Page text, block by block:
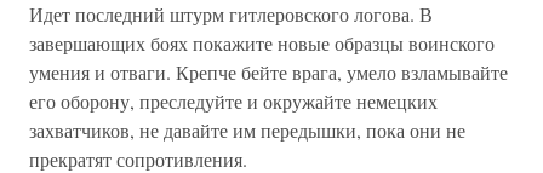
Идет последний штурм гитлеровского логова. В
завершающих боях покажите новые образцы воинского
умения и отваги. Крепче бейте врага, умело взламывайте
его оборону, преследуйте и окружайте немецких
захватчиков, не давайте им передышки, пока они не
прекратят сопротивления.